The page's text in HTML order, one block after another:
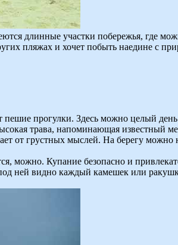
длинные участки побережья, где
пляжах и хочет побыть наедине с
прогулки. Здесь можно целый
трава, напоминающая известный
от грустных мыслей. На берегу
можно. Купание безопасно и
под ней видно каждый камешек или